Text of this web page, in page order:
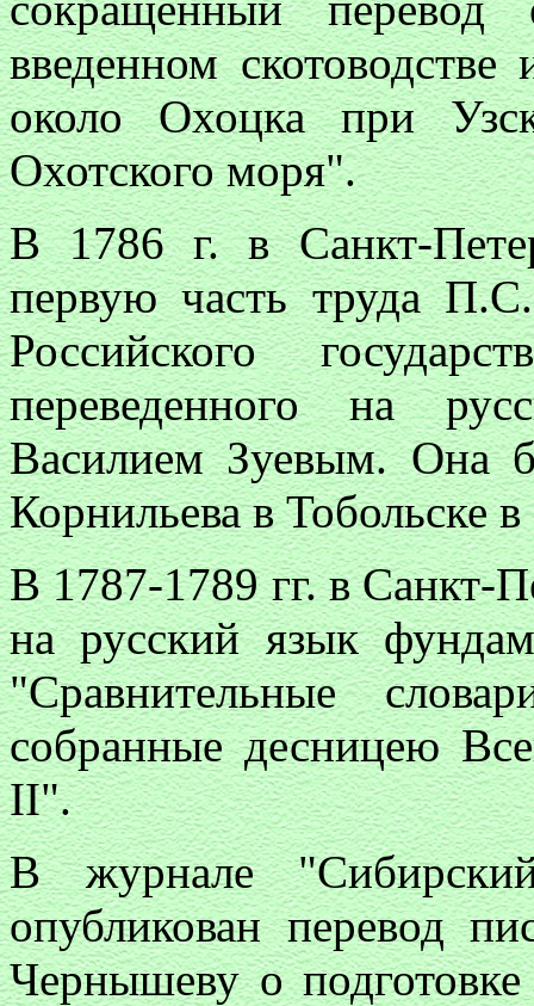
введенном
около Охоцка при
Охотского моря".
В 1786 г. в Санкт-
первую часть труда
Российского
переведенного на
Василием Зуевым. Она
Корнильева в Тобольске в
В 1787-1789 гг. в Санкт-
на русский язык
"Сравнительные
собранные десницею
II".
В журнале
опубликован перевод
Чернышеву о